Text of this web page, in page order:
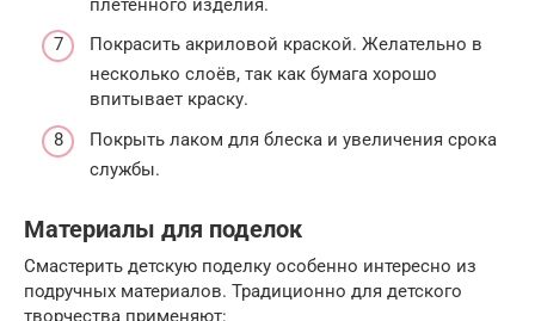
плетённого изделия.
Покрасить акриловой краской. Желательно в
несколько слоёв, так как бумага хорошо
впитывает краску.
Покрыть лаком для блеска и увеличения срока
службы.
Материалы для поделок
Смастерить детскую поделку особенно интересно из
подручных материалов. Традиционно для детского
творчества применяют: